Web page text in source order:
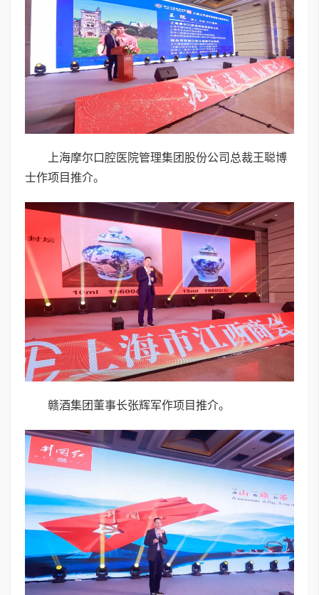
上海摩尔口腔医院管理集团股份公司总裁王聪博
士作项目推介。
赣酒集团董事长张辉军作项目推介。